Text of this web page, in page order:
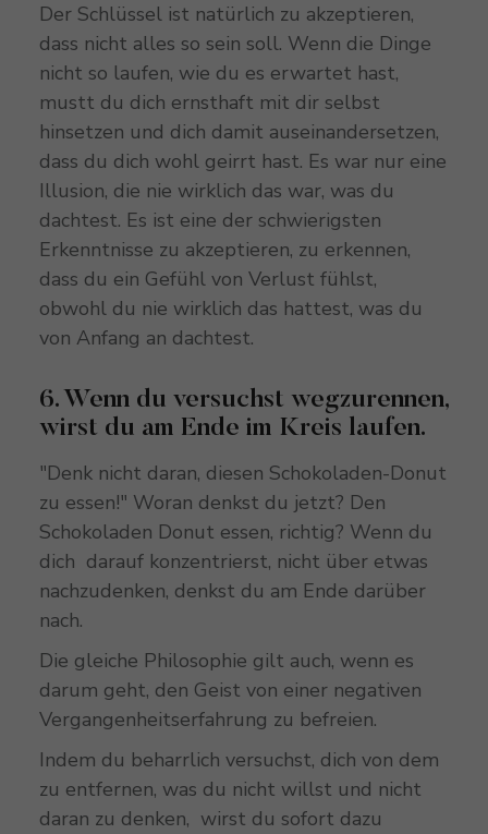
Der Schlüssel ist natürlich zu akzeptieren,
dass nicht alles so sein soll. Wenn die Dinge
nicht so laufen, wie du es erwartet hast,
mustt du dich ernsthaft mit dir selbst
hinsetzen und dich damit auseinandersetzen,
dass du dich wohl geirrt hast. Es war nur eine
Illusion, die nie wirklich das war, was du
dachtest. Es ist eine der schwierigsten
Erkenntnisse zu akzeptieren, zu erkennen,
dass du ein Gefühl von Verlust fühlst,
obwohl du nie wirklich das hattest, was du
von Anfang an dachtest.
6. Wenn du versuchst wegzurennen,
wirst du am Ende im Kreis laufen.
"Denk nicht daran, diesen Schokoladen-Donut
zu essen!" Woran denkst du jetzt? Den
Schokoladen Donut essen, richtig? Wenn du
dich darauf konzentrierst, nicht über etwas
nachzudenken, denkst du am Ende darüber
nach.
Die gleiche Philosophie gilt auch, wenn es
darum geht, den Geist von einer negativen
Vergangenheitserfahrung zu befreien.
Indem du beharrlich versuchst, dich von dem
zu entfernen, was du nicht willst und nicht
daran zu denken, wirst du sofort dazu